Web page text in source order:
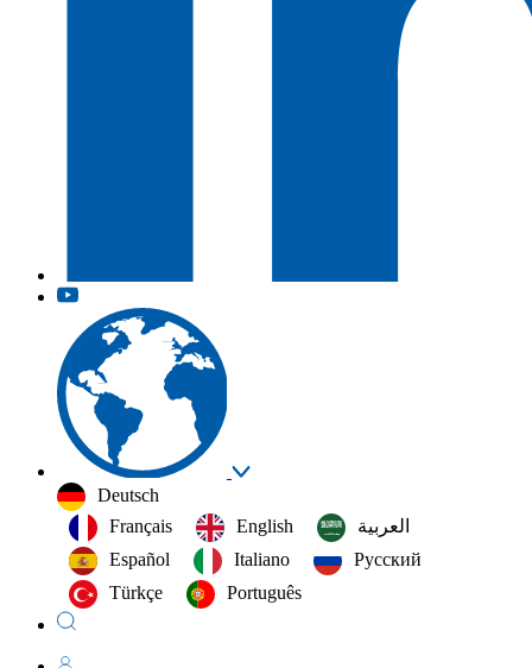
Deutsch
Français
English
العربية‏
Español
Italiano
Русский
Türkçe
Português